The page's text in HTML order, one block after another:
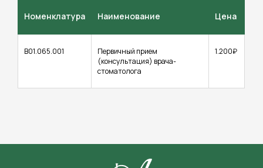
Номенклатура Наименование Цена
В01.065.001
Первичный прием
(консультация) врача-
стоматолога
1.200₽
Социальные сети
вс: выходной
Центр эстетической медицины
Нижний Новгород, ул. Грузинская 46
Нижний Новгород, пр. Ленина 1
Согласие на обработку персональных данных